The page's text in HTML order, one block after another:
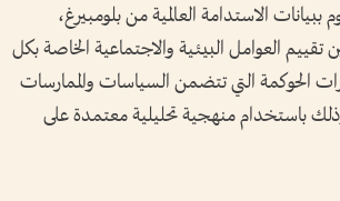
ببيانات الاستدامة العالمية من بلومبيرغ،
العوامل البيئية والاجتماعية الخاصة بكل
الحوكمة التي تتضمن السياسات والممارسات
باستخدام منهجية تحليلية معتمدة على